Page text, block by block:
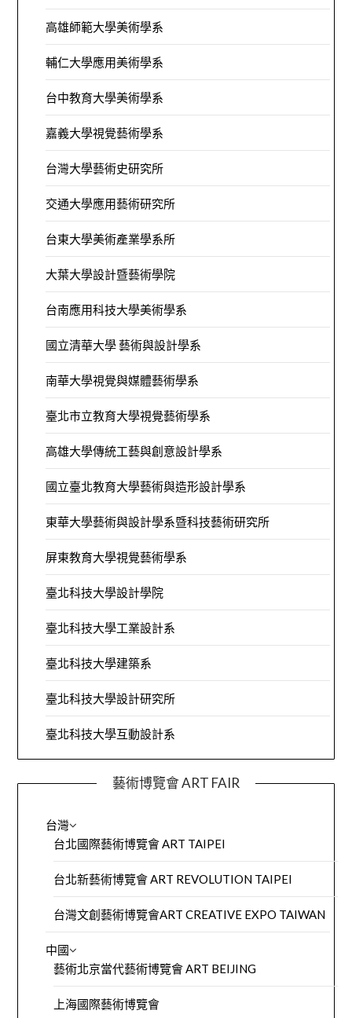
高雄師範大學美術學系
輔仁大學應用美術學系
台中教育大學美術學系
嘉義大學視覺藝術學系
台灣大學藝術史研究所
交通大學應用藝術研究所
台東大學美術產業學系所
大葉大學設計暨藝術學院
台南應用科技大學美術學系
國立清華大學 藝術與設計學系
南華大學視覺與媒體藝術學系
臺北市立教育大學視覺藝術學系
高雄大學傳統工藝與創意設計學系
國立臺北教育大學藝術與造形設計學系
東華大學藝術與設計學系暨科技藝術研究所
屏東教育大學視覺藝術學系
臺北科技大學設計學院
臺北科技大學工業設計系
臺北科技大學建築系
臺北科技大學設計研究所
臺北科技大學互動設計系
藝術博覽會 ART FAIR
台灣
台北國際藝術博覽會 ART TAIPEI
台北新藝術博覽會 ART REVOLUTION TAIPEI
台灣文創藝術博覽會ART CREATIVE EXPO TAIWAN
中國
藝術北京當代藝術博覽會 ART BEIJING
上海國際藝術博覽會